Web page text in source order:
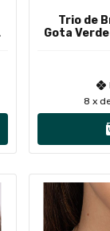
Trio de
Gota
8 x